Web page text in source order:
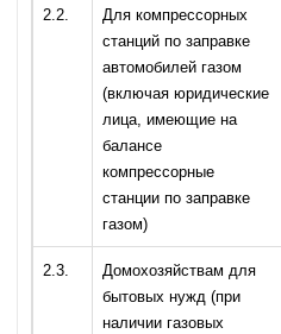
2.2.
Для компрессорных
станций по заправке
автомобилей газом
(включая юридические
лица, имеющие на
балансе
компрессорные
станции по заправке
газом)
2.3.
Домохозяйствам для
бытовых нужд (при
наличии газовых